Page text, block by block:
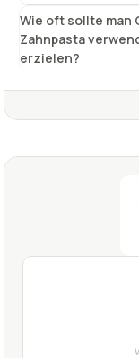
Wie oft sollte man
Zahnpasta
erzielen?